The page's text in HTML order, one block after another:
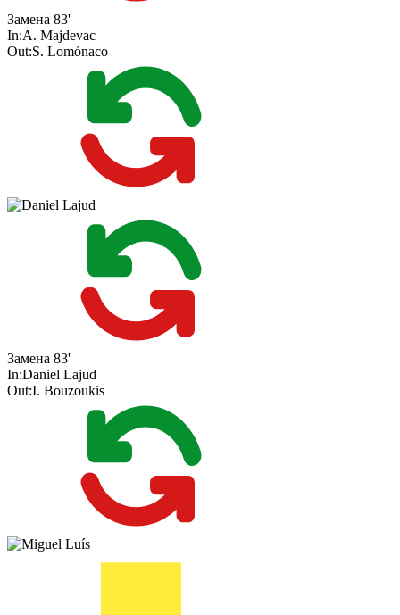
Замена 83'
In:A. Majdevac
Out:S. Lomónaco
Замена 83'
In:Daniel Lajud
Out:I. Bouzoukis